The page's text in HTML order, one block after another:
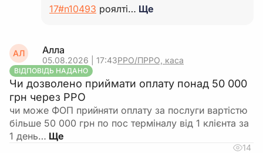
17#n10493 роялті… Ще
АЛ Алла
05.08.2026 | 17:43РРО/ПРРО, каса
ВІДПОВІДЬ НАДАНО
Чи дозволено приймати оплату понад 50 000
грн через РРО
чи може ФОП прийняти оплату за послуги вартістю
більше 50 000 грн по пос терміналу від 1 клієнта за
1 день…
14